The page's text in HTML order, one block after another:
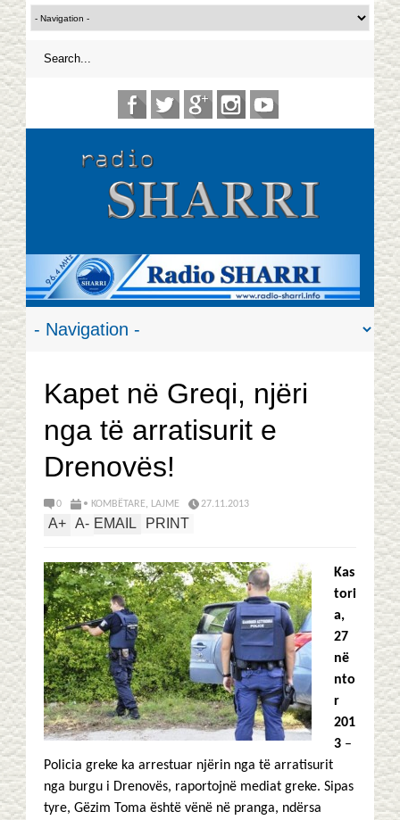
Kapet në Greqi, njëri
nga të arratisurit e
Drenovës!
0 • KOMBËTARE, LAJME 27.11.2013
A+ A- EMAIL PRINT
Kas
tori
a,
27
në
nto
r
201
3 –
Policia greke ka arrestuar njërin nga të arratisurit
nga burgu i Drenovës, raportojnë mediat greke. Sipas
tyre, Gëzim Toma është vënë në pranga, ndërsa